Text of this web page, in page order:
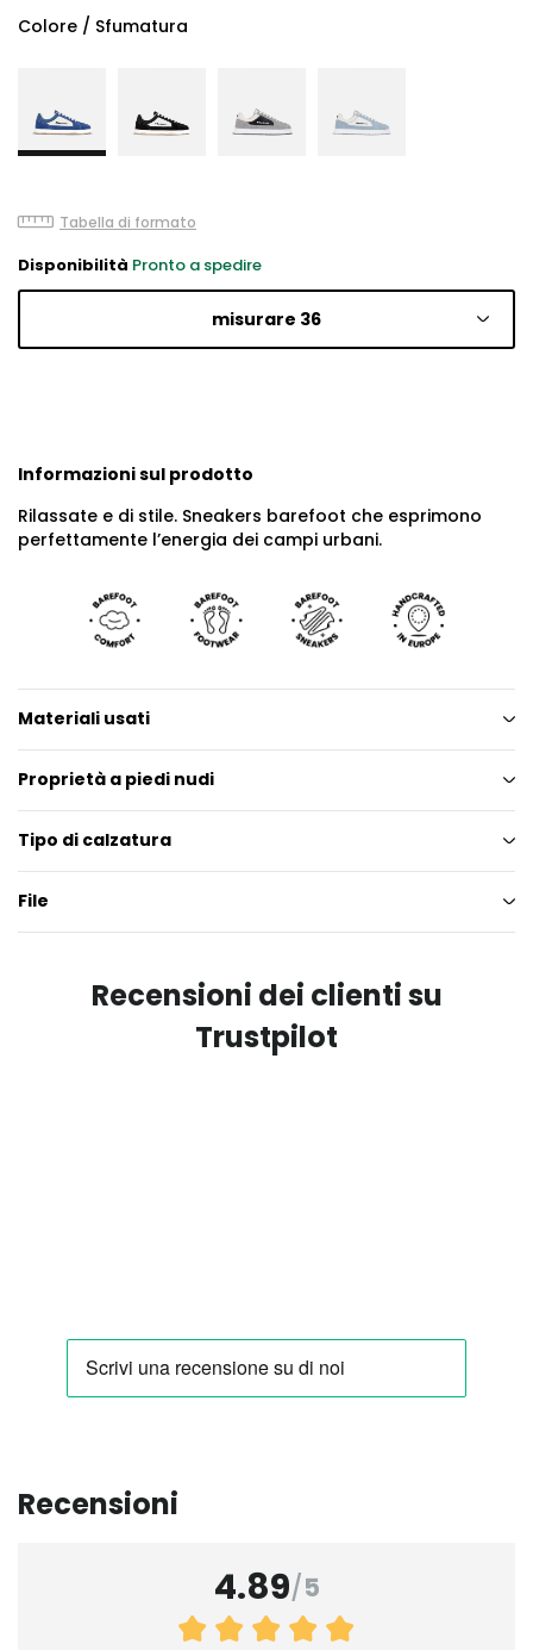
Colore / Sfumatura
Tabella di formato
Disponibilità Pronto a spedire
misurare 36
Informazioni sul prodotto
Rilassate e di stile. Sneakers barefoot che esprimono
perfettamente l’energia dei campi urbani.
Materiali usati
Proprietà a piedi nudi
Tipo di calzatura
File
Recensioni dei clienti su
Trustpilot
Recensioni
4.89/5